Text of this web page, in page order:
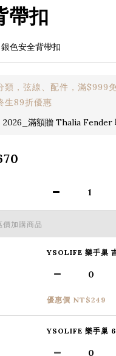
帶扣
色安全背帶扣
類，弦線、配件，滿$999
生89折優惠
2026_滿額贈 Thalia Fender
價加購商品
YSOLIFE 樂手巢
優惠價 NT$249
YSOLIFE 樂手巢